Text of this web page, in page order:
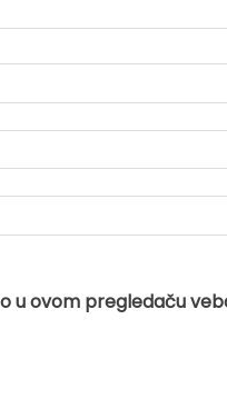
u ovom pregledaču